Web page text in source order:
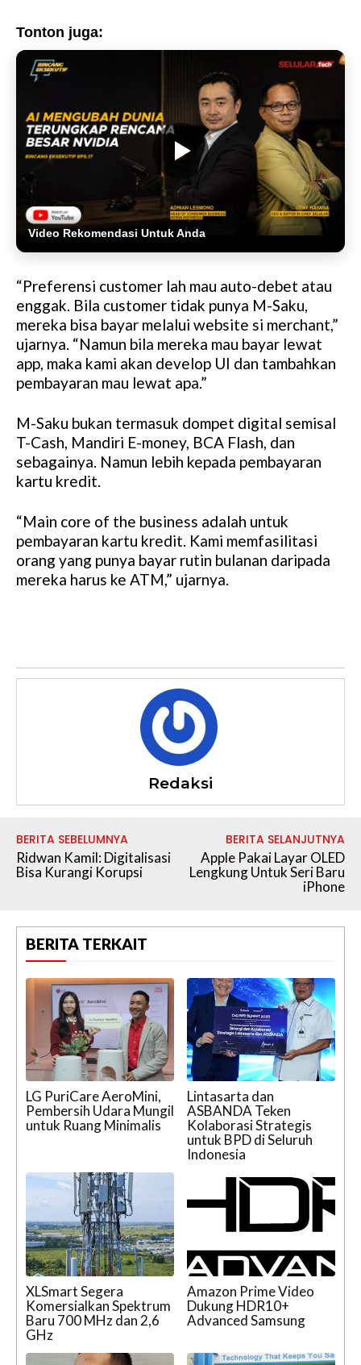
Tonton juga:
Video Rekomendasi Untuk Anda
“Preferensi customer lah mau auto-debet atau
enggak. Bila customer tidak punya M-Saku,
mereka bisa bayar melalui website si merchant,”
ujarnya. “Namun bila mereka mau bayar lewat
app, maka kami akan develop UI dan tambahkan
pembayaran mau lewat apa.”
M-Saku bukan termasuk dompet digital semisal
T-Cash, Mandiri E-money, BCA Flash, dan
sebagainya. Namun lebih kepada pembayaran
kartu kredit.
“Main core of the business adalah untuk
pembayaran kartu kredit. Kami memfasilitasi
orang yang punya bayar rutin bulanan daripada
mereka harus ke ATM,” ujarnya.
Redaksi
BERITA SEBELUMNYA
Ridwan Kamil: Digitalisasi
Bisa Kurangi Korupsi
BERITA SELANJUTNYA
Apple Pakai Layar OLED
Lengkung Untuk Seri Baru
iPhone
BERITA TERKAIT
LG PuriCare AeroMini,
Pembersih Udara Mungil
untuk Ruang Minimalis
Lintasarta dan
ASBANDA Teken
Kolaborasi Strategis
untuk BPD di Seluruh
Indonesia
XLSmart Segera
Komersialkan Spektrum
Baru 700 MHz dan 2,6
GHz
Amazon Prime Video
Dukung HDR10+
Advanced Samsung